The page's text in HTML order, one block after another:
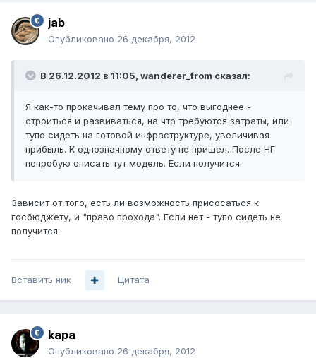
jab
Опубликовано 26 декабря, 2012
В 26.12.2012 в 11:05, wanderer_from сказал:
Я как-то прокачивал тему про то, что выгоднее -
строиться и развиваться, на что требуются затраты, или
тупо сидеть на готовой инфраструктуре, увеличивая
прибыль. К однозначному ответу не пришел. После НГ
попробую описать тут модель. Если получится.
Зависит от того, есть ли возможность присосаться к
госбюджету, и "право прохода". Если нет - тупо сидеть не
получится.
Вставить ник Цитата
kapa
Опубликовано 26 декабря, 2012